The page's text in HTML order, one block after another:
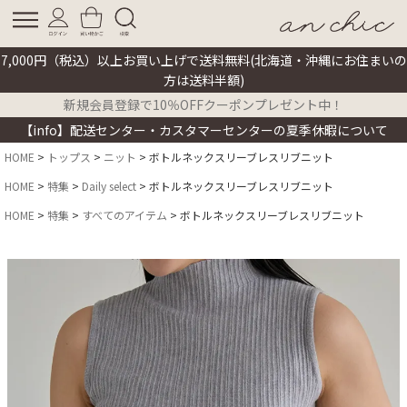
7,000円（税込）以上お買い上げで送料無料(北海道・沖縄にお住まいの
方は送料半額)
新規会員登録で10％OFFクーポンプレゼント中！
【info】配送センター・カスタマーセンターの夏季休暇について
HOME トップス ニット
ボトルネックスリーブレスリブニット
HOME
特集 Daily select
ボトルネックスリーブレスリブニット
HOME
特集 すべてのアイテム ボトルネックスリーブレスリブニット